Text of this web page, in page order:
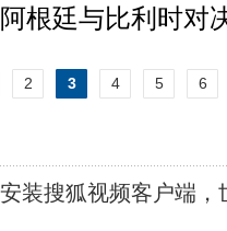
根廷与比利时对
2 3 4 5 6
搜狐视频客户端，